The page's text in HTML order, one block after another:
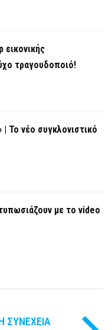
εικονικής
τραγουδοποιό!
Το νέο συγκλονιστικό
με το video
ΣΥΝΈΧΕΙΑ